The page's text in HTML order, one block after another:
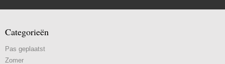
Categorieën
Pas geplaatst
Zomer